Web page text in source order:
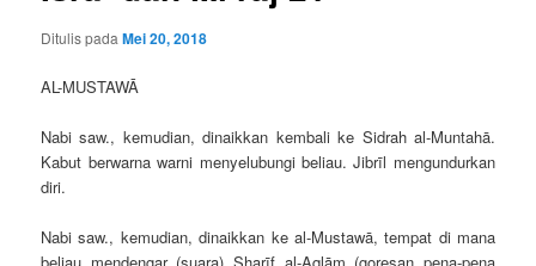
Ditulis padaMei 20, 2018
AL-MUSTAWĀ
Nabi saw., kemudian, dinaikkan kembali ke Sidrah al-Muntahā.
Kabut berwarna warni menyelubungi beliau. Jibrīl mengundurkan
diri.
Nabi saw., kemudian, dinaikkan ke al-Mustawā, tempat di mana